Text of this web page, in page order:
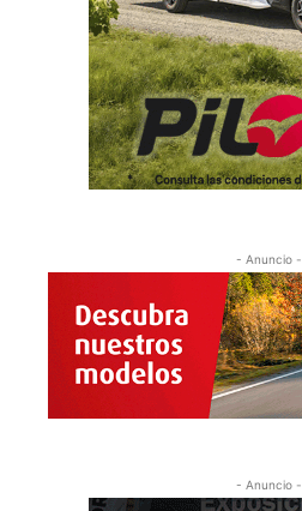
- Anuncio -
- Anuncio -